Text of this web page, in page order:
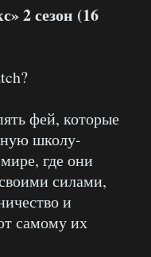
2 сезон (16
фей, которые
школу-
где они
силами,
и
самому их